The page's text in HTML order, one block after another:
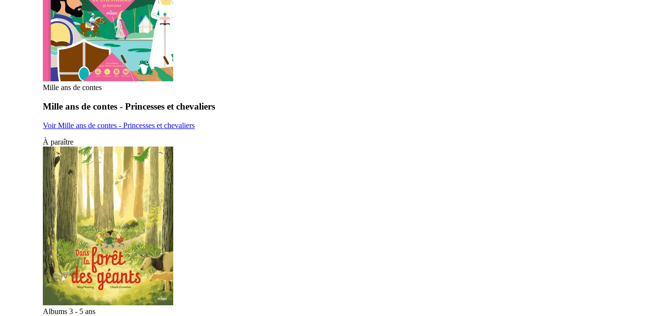
Mille ans de contes
Mille ans de contes - Princesses et chevaliers
Voir Mille ans de contes - Princesses et chevaliers
À paraître
Albums 3 - 5 ans